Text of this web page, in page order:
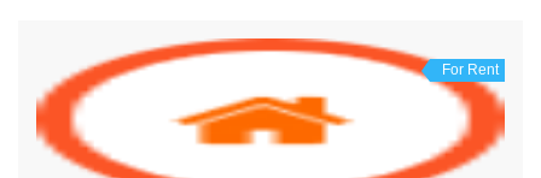
For Rent